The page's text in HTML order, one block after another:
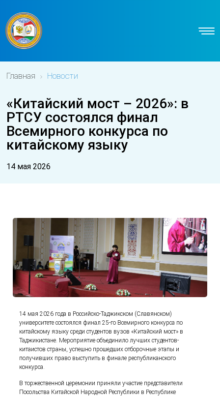
Главная Новости
«Китайский мост – 2026»: в
РТСУ состоялся финал
Всемирного конкурса по
китайскому языку
14 мая 2026
14 мая 2026 года в Российско-Таджикском (Славянском)
университете состоялся финал 25-го Всемирного конкурса по
китайскому языку среди студентов вузов «Китайский мост» в
Таджикистане. Мероприятие объединило лучших студентов-
китаистов страны, успешно прошедших отборочные этапы и
получивших право выступить в финале республиканского
конкурса.
В торжественной церемонии приняли участие представители
Посольства Китайской Народной Республики в Республике